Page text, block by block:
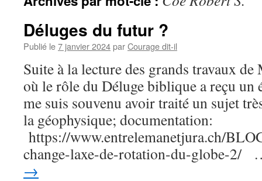
Déluges du futur ?
Publié le7 janvier 2024parCourage dit-il
Suite à la lecture des grands travaux
où le rôle du Déluge biblique a reçu un
me suis souvenu avoir traité un sujet
la géophysique; documentation:
https://www.entrelemanetjura.ch/
change-laxe-de-rotation-du-globe-
→